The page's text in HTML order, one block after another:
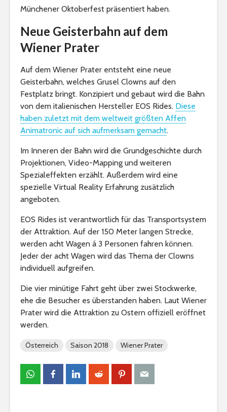
Münchener Oktoberfest präsentiert haben.
Neue Geisterbahn auf dem
Wiener Prater
Auf dem Wiener Prater entsteht eine neue
Geisterbahn, welches Grusel Clowns auf den
Festplatz bringt. Konzipiert und gebaut wird die Bahn
von dem italienischen Hersteller EOS Rides. Diese
haben zuletzt mit dem weltweit größten Affen
Animatronic auf sich aufmerksam gemacht.
Im Inneren der Bahn wird die Grundgeschichte durch
Projektionen, Video-Mapping und weiteren
Spezialeffekten erzählt. Außerdem wird eine
spezielle Virtual Reality Erfahrung zusätzlich
angeboten.
EOS Rides ist verantwortlich für das Transportsystem
der Attraktion. Auf der 150 Meter langen Strecke,
werden acht Wagen á 3 Personen fahren können.
Jeder der acht Wagen wird das Thema der Clowns
individuell aufgreifen.
Die vier minütige Fahrt geht über zwei Stockwerke,
ehe die Besucher es überstanden haben. Laut Wiener
Prater wird die Attraktion zu Ostern offiziell eröffnet
werden.
Österreich Saison 2018 Wiener Prater